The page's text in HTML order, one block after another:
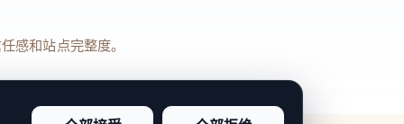
感和站点完整度。